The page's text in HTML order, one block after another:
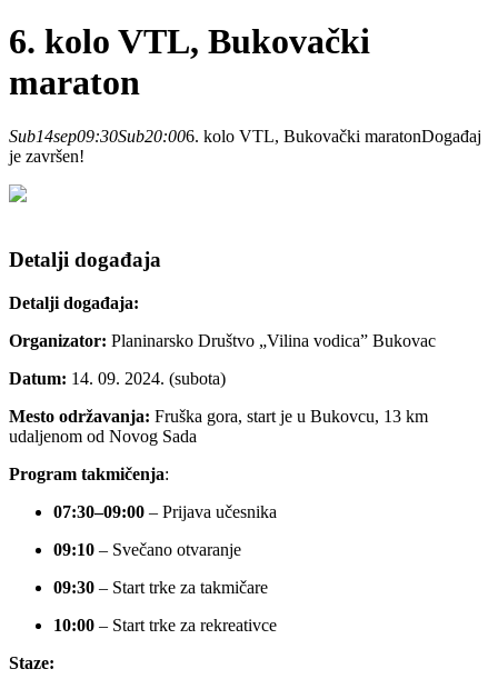
6. kolo VTL, Bukovački
maraton
Sub14sep09:30Sub20:006. kolo VTL, Bukovački maratonDogađaj
je završen!
Detalji događaja
Detalji događaja:
Organizator: Planinarsko Društvo „Vilina vodica” Bukovac
Datum: 14. 09. 2024. (subota)
Mesto održavanja: Fruška gora, start je u Bukovcu, 13 km
udaljenom od Novog Sada
Program takmičenja:
07:30–09:00 – Prijava učesnika
09:10 – Svečano otvaranje
09:30 – Start trke za takmičare
10:00 – Start trke za rekreativce
Staze: